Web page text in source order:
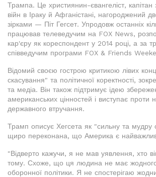
Трампа. Це християнин-євангеліст, капітан
війн в Іраку й Афганістані, нагороджений
зірками — Піт Гегсет. Упродовж останніх
працював телеведучим на FOX News,
кар'єру як кореспондент у 2014 році, а за
співведучим програми FOX & Friends
Відомий своєю гострою критикою лівих
скасування" та політичної коректності,
та медіа. Він також підтримує ідею
американських цінностей і виступає проти
державного втручання.
Трамп описує Хегсета як "сильну та мудру
щиро переконана, що Америка є
"Відверто кажучи, я не мав уявлення, хто
тому. Схоже, що ця людина не має жодного
оборонної політики. Я не спостерігаю